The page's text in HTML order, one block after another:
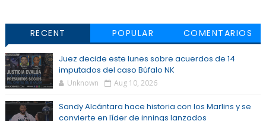
RECENT POPULAR COMENTARIOS
Juez decide este lunes sobre acuerdos de 14
imputados del caso Búfalo NK
Unknown Aug 10, 2026
Sandy Alcántara hace historia con los Marlins y se
convierte en líder de innings lanzados